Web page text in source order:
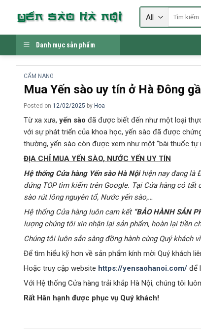
Tìm
Danh mục sản phẩm
CẨM NANG
Mua Yến sào uy tín ở Hà Đông
Posted on 12/02/2025 by Hoa
Từ xa xưa, yến sào đã được biết đến như một loại
với sự phát triển của khoa học, yến sào đã được
thường, yến sào còn được xem như một “bài thuốc tự
ĐỊA CHỈ MUA YẾN SÀO, NƯỚC YẾN UY TÍN
Hệ thống Cửa hàng Yến sào Hà Nộihiện nay đang là
đứng TOP tìm kiếm trên Google. Tại Cửa hàng có tất
sào rút lông nguyên tổ, Nước yến sào,…
Hệ thống Cửa hàng luôn cam kết “BẢO HÀNH SẢN
lượng chúng tôi xin nhận lại sản phẩm, hoàn lại tiền
Chúng tôi luôn sẵn sàng đồng hành cùng Quý khách vì
Để tìm hiểu kỹ hơn về sản phẩm kính mời Quý khách
Hoặc truy cập website https://yensaohanoi.com/ để
Với Hệ thống Cửa hàng trải khắp Hà Nội, chúng tôi
Rất Hân hạnh được phục vụ Quý khách!